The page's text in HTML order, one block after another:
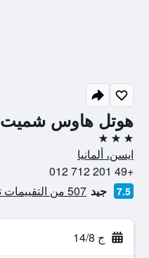
هوتل هاوس شميت
3 نجوم
ايسن، ألمانيا
+49 201 712 012
7.5 جيد 507 من التقييمات تم التحقق منها
ج 14/8